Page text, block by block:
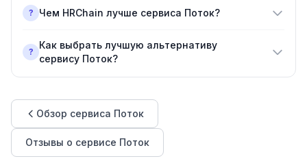
? Чем HRChain лучше сервиса Поток?
?
Как выбрать лучшую альтернативу
сервису Поток?
Обзор сервиса Поток
Отзывы о сервисе Поток